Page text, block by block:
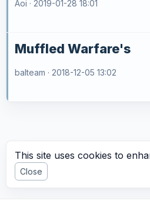
Aoi · 2019-01-28 18:01
Muffled Warfare's
balteam · 2018-12-05 13:02
This site uses cookies to
Close